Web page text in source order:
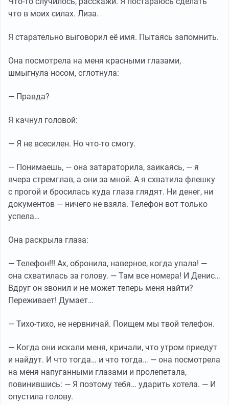
что в моих силах. Лиза.
Я старательно выговорил её имя. Пытаясь запомнить.
Она посмотрела на меня красными глазами,
шмыгнула носом, сглотнула:
— Правда?
Я качнул головой:
— Я не всесилен. Но что-то смогу.
— Понимаешь, — она затараторила, заикаясь, — я
вчера стремглав, а они за мной. А я схватила флешку
с прогой и бросилась куда глаза глядят. Ни денег, ни
документов — ничего не взяла. Телефон вот только
успела…
Она раскрыла глаза:
— Телефон!!! Ах, обронила, наверное, когда упала! —
она схватилась за голову. — Там все номера! И Денис…
Вдруг он звонил и не может теперь меня найти?
Переживает! Думает…
— Тихо-тихо, не нервничай. Поищем мы твой телефон.
— Когда они искали меня, кричали, что утром приедут
и найдут. И что тогда… и что тогда… — она посмотрела
на меня напуганными глазами и пролепетала,
повинившись: — Я поэтому тебя… ударить хотела. — И
опустила голову.